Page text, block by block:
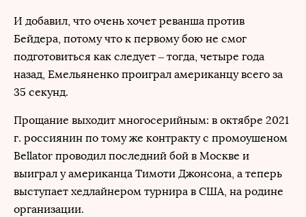
И добавил, что очень хочет реванша против
Бейдера, потому что к первому бою не смог
подготовиться как следует – тогда, четыре года
назад, Емельяненко проиграл американцу всего за
35 секунд.
Прощание выходит многосерийным: в октябре 2021
г. россиянин по тому же контракту с промоушеном
Bellator проводил последний бой в Москве и
выиграл у американца Тимоти Джонсона, а теперь
выступает хедлайнером турнира в США, на родине
организации.